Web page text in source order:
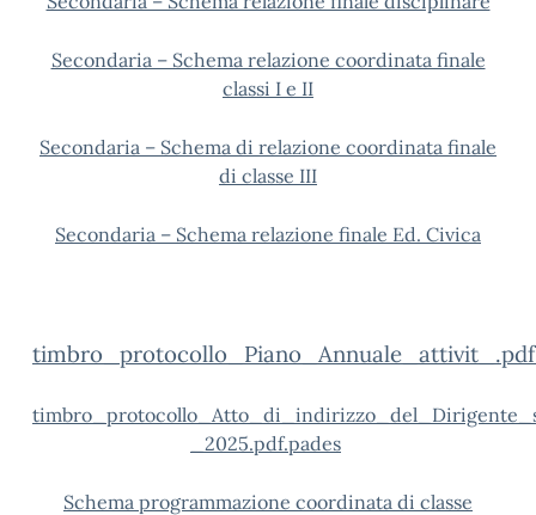
Secondaria – Schema relazione coordinata finale
classi I e II
Secondaria – Schema di relazione coordinata finale
di classe III
Secondaria – Schema relazione finale Ed. Civica
_2025.pdf.pades
Schema programmazione coordinata di classe